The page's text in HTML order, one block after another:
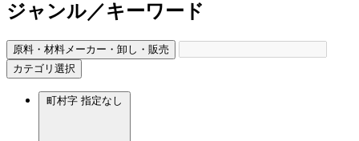
ジャンル／キーワード
原料・材料メーカー・卸し・販売
カテゴリ選択
町村字 指定なし